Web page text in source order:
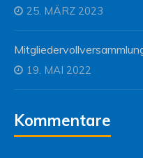
25. MÄRZ 2023
19. MAI 2022
Kommentare